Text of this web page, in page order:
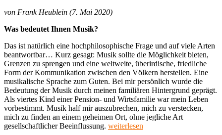
von Frank Heublein (7. Mai 2020)
Was bedeutet Ihnen Musik?
Das ist natürlich eine hochphilosophische Frage und auf viele Arten
beantwortbar… Kurz gesagt: Musik sollte die Möglichkeit bieten,
Grenzen zu sprengen und eine weltweite, überirdische, friedliche
Form der Kommunikation zwischen den Völkern herstellen. Eine
musikalische Sprache zum Guten. Bei mir persönlich wurde die
Bedeutung der Musik durch meinen familiären Hintergrund geprägt.
Als viertes Kind einer Pension- und Wirtsfamilie war mein Leben
vorbestimmt. Musik half mir auszubrechen, mich zu verstecken,
mich zu finden an einem geheimen Ort, ohne jegliche Art
gesellschaftlicher Beeinflussung. „Interview
weiterlesen